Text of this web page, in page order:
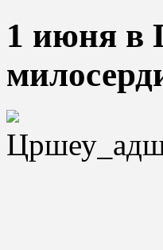
1 июня в